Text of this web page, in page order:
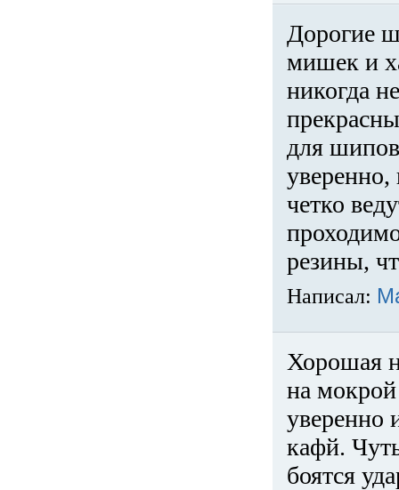
Дорогие
мишек и
никогда
для
четко
резины,
Написал:
Хорошая
на
уверенно
кафй.
боятся